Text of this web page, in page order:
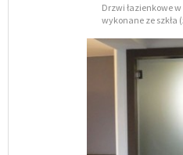
Drzwi łazienkowe w
wykonane ze szkła